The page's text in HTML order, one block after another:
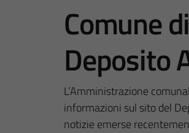
Comune
Deposito
L’Amministrazione
informazioni sul sito del
notizie emerse